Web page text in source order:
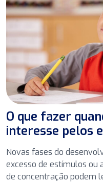
O que fazer
interesse pelos
Novas fases do
excesso de estímulos ou
de concentração podem